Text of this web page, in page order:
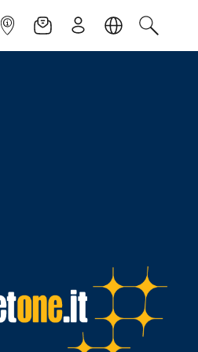
INFOPOINTNEWSLETTER
ISCRIVITILINGUACERCA